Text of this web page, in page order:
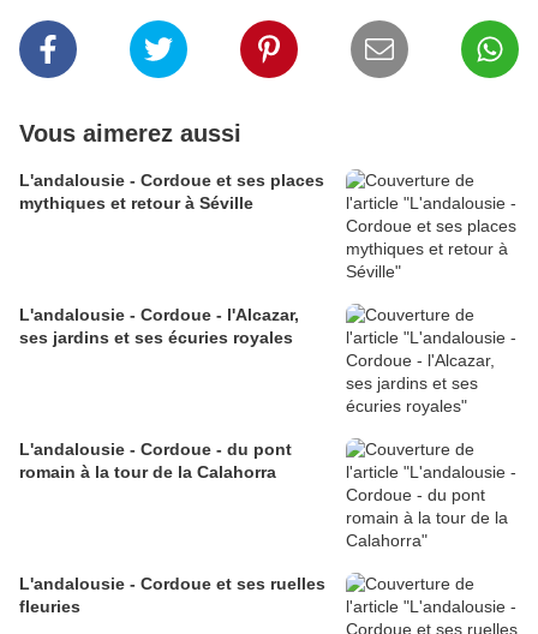
Vous aimerez aussi
L'andalousie - Cordoue et ses places
mythiques et retour à Séville
L'andalousie - Cordoue - l'Alcazar,
ses jardins et ses écuries royales
L'andalousie - Cordoue - du pont
romain à la tour de la Calahorra
L'andalousie - Cordoue et ses ruelles
fleuries